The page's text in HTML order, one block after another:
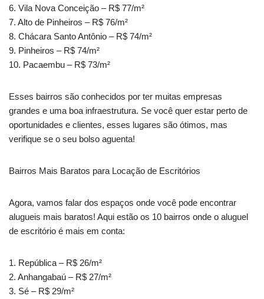
6. Vila Nova Conceição – R$ 77/m²
7. Alto de Pinheiros – R$ 76/m²
8. Chácara Santo Antônio – R$ 74/m²
9. Pinheiros – R$ 74/m²
10. Pacaembu – R$ 73/m²
Esses bairros são conhecidos por ter muitas empresas
grandes e uma boa infraestrutura. Se você quer estar perto de
oportunidades e clientes, esses lugares são ótimos, mas
verifique se o seu bolso aguenta!
Bairros Mais Baratos para Locação de Escritórios
Agora, vamos falar dos espaços onde você pode encontrar
alugueis mais baratos! Aqui estão os 10 bairros onde o aluguel
de escritório é mais em conta:
1. República – R$ 26/m²
2. Anhangabaú – R$ 27/m²
3. Sé – R$ 29/m²